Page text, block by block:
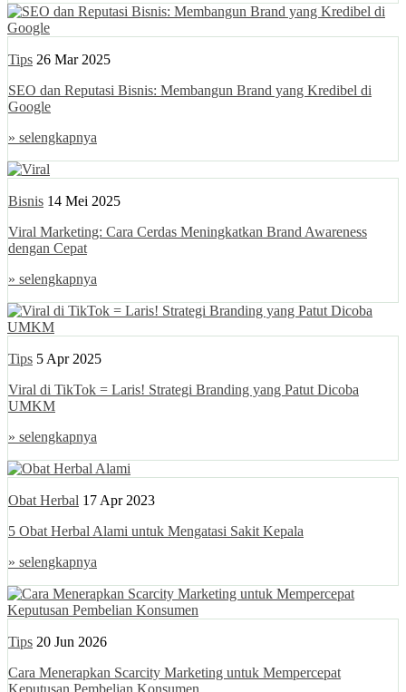
Tips 26 Mar 2025
SEO dan Reputasi Bisnis: Membangun Brand yang Kredibel di
Google
» selengkapnya
Bisnis 14 Mei 2025
Viral Marketing: Cara Cerdas Meningkatkan Brand Awareness
dengan Cepat
» selengkapnya
Tips 5 Apr 2025
Viral di TikTok = Laris! Strategi Branding yang Patut Dicoba
UMKM
» selengkapnya
Obat Herbal 17 Apr 2023
5 Obat Herbal Alami untuk Mengatasi Sakit Kepala
» selengkapnya
Tips 20 Jun 2026
Cara Menerapkan Scarcity Marketing untuk Mempercepat
Keputusan Pembelian Konsumen